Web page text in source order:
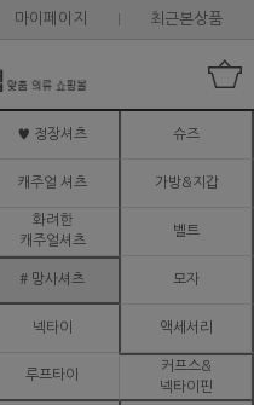
마이페이지 최근본상품
♥ 정장셔츠 슈즈
캐주얼 셔츠 가방&지갑
화려한
캐주얼셔츠
벨트
# 망사셔츠 모자
넥타이 액세서리
루프타이
커프스&
넥타이핀